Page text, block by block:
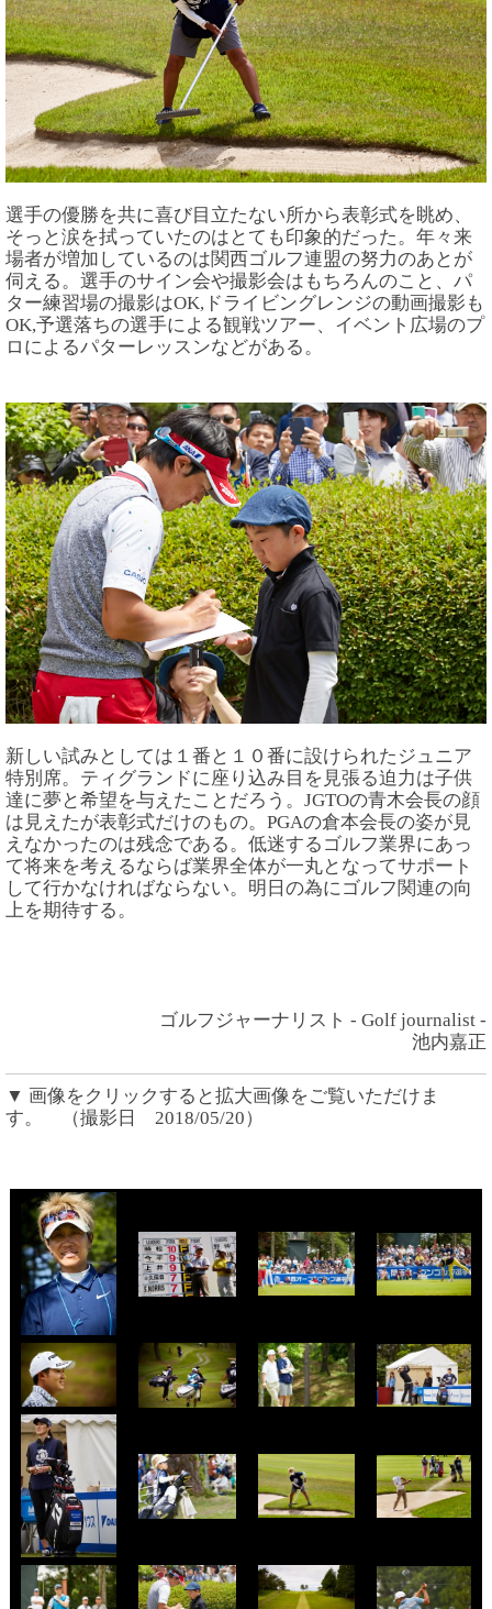
選手の優勝を共に喜び目立たない所から表彰式を眺め、
そっと涙を拭っていたのはとても印象的だった。年々来
場者が増加しているのは関西ゴルフ連盟の努力のあとが
伺える。選手のサイン会や撮影会はもちろんのこと、パ
ター練習場の撮影はOK,ドライビングレンジの動画撮影も
OK,予選落ちの選手による観戦ツアー、イベント広場のプ
ロによるパターレッスンなどがある。
新しい試みとしては１番と１０番に設けられたジュニア
特別席。ティグランドに座り込み目を見張る迫力は子供
達に夢と希望を与えたことだろう。JGTOの青木会長の顔
は見えたが表彰式だけのもの。PGAの倉本会長の姿が見
えなかったのは残念である。低迷するゴルフ業界にあっ
て将来を考えるならば業界全体が一丸となってサポート
して行かなければならない。明日の為にゴルフ関連の向
上を期待する。
ゴルフジャーナリスト - Golf journalist -
池内嘉正
▼ 画像をクリックすると拡大画像をご覧いただけま
す。 （撮影日 2018/05/20）